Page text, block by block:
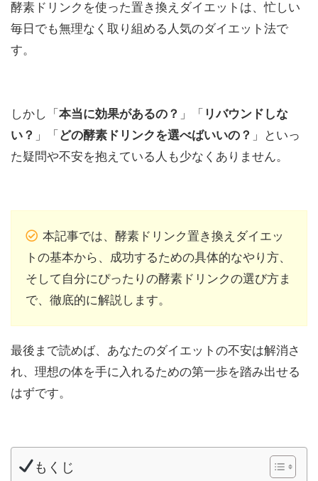
酵素ドリンクを使った置き換えダイエットは、忙しい
毎日でも無理なく取り組める人気のダイエット法で
す。
しかし「 本当に効果があるの？ 」「 リバウンドしな
い？ 」「 どの酵素ドリンクを選べばいいの？ 」といっ
た疑問や不安を抱えている人も少なくありません。
本記事では、酵素ドリンク置き換えダイエッ
トの基本から、成功するための具体的なやり方、
そして自分にぴったりの酵素ドリンクの選び方ま
で、徹底的に解説します。
最後まで読めば、あなたのダイエットの不安は解消さ
れ、理想の体を手に入れるための第一歩を踏み出せる
はずです。
もくじ